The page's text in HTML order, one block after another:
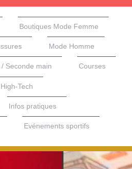
Boutiques Mode Femme
Mode Homme
Seconde main Courses
Tech
Infos pratiques
Evénements sportifs